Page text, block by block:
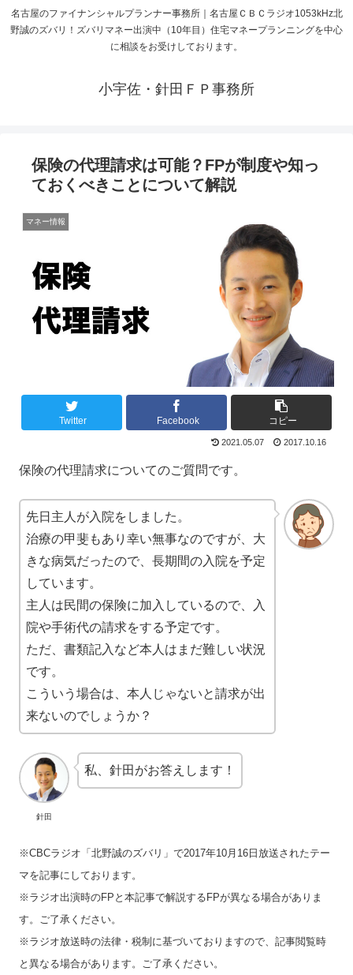
名古屋のファイナンシャルプランナー事務所｜名古屋ＣＢＣラジオ1053kHz北
野誠のズバリ！ズバリマネー出演中（10年目）住宅マネープランニングを中心
に相談をお受けしております。
小宇佐・針田ＦＰ事務所
保険の代理請求は可能？FPが制度や知っ
ておくべきことについて解説
マネー情報
Twitter Facebook コピー
2021.05.07 2017.10.16
保険の代理請求についてのご質問です。
先日主人が入院をしました。
治療の甲斐もあり幸い無事なのですが、大
きな病気だったので、長期間の入院を予定
しています。
主人は民間の保険に加入しているので、入
院や手術代の請求をする予定です。
ただ、書類記入など本人はまだ難しい状況
です。
こういう場合は、本人じゃないと請求が出
来ないのでしょうか？
針田
私、針田がお答えします！
※CBCラジオ「北野誠のズバリ」で2017年10月16日放送されたテー
マを記事にしております。
※ラジオ出演時のFPと本記事で解説するFPが異なる場合がありま
す。ご了承ください。
※ラジオ放送時の法律・税制に基づいておりますので、記事閲覧時
と異なる場合があります。ご了承ください。